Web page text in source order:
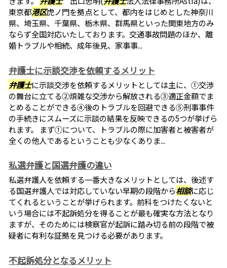
東京都港区虎ノ門を拠点として、都内をはじめとした神奈川
県、埼玉県、千葉県、栃木県、群馬県といった関東地方のみ
ならず全国対応いたしております。交通事故問題のほか、離
婚トラブルや相続、成年後見、家事事...
弁護士に示談交渉を依頼するメリット
弁護士に示談交渉を依頼するメリットとしては主に、①交渉
の舞台に立てる②煩雑な交渉から解放される③適正金額でま
とめることができる④後のトラブルを回避できる⑤刑事事件
の手続きにスムーズに示談の結果を反映できるの5つが挙げら
れます。 まず①について、トラブルの際に加害者と被害者が
全くの他人であるということも少なくありま...
私選弁護と国選弁護の違い
私選弁護人を依頼する一番大きなメリットとしては、後述す
る国選弁護人では対応していない早期の段階から相談に応じ
てくれるということが挙げられます。前科をつけたくないと
いう場合には不起訴処分を得ることが最も確実な方法となり
ますが、そのためには検察官が起訴に踏み切る前の段階で被
疑者に有利な証拠を見つける必要があります。
不起訴処分となるメリット